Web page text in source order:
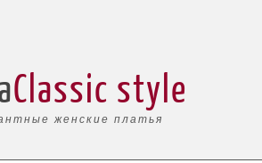
женские платья
Classic style